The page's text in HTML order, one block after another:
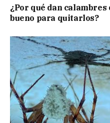
¿Por qué dan
bueno para quitarlos?